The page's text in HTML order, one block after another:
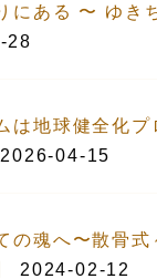
にある 〜 ゆき
28
は地球健全化
2026-04-15
の魂へ〜散骨式
2024-02-12